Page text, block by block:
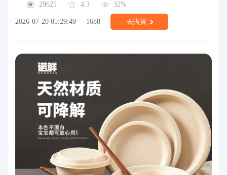
29621
4.3 32%
2026-07-20 05:29:49 1688 去購買